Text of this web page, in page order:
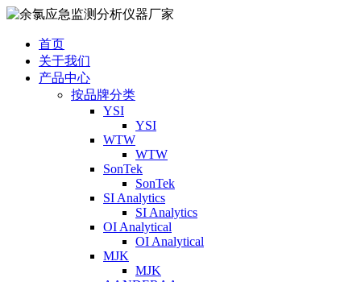
首页
关于我们
产品中心
按品牌分类
YSI
YSI
WTW
WTW
SonTek
SonTek
SI Analytics
SI Analytics
OI Analytical
OI Analytical
MJK
MJK